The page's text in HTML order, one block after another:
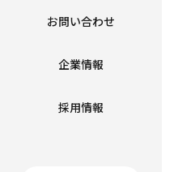
お問い合わせ
企業情報
採用情報